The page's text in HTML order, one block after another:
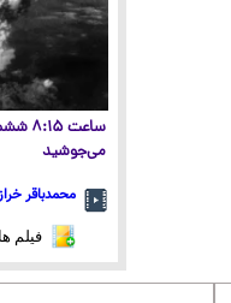
می‌جوشید
محمدباقر
فیلم